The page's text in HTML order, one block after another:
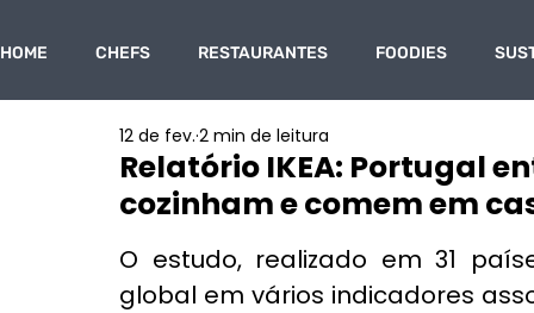
HOME CHEFS RESTAURANTES FOODIES
PROJECTOS TURISMO ECONOMIA
Relatório IKEA: Portugal
cozinham e comem em
12 de fev. 2 min de leitura
O estudo, realizado em 31
global em vários indicadores